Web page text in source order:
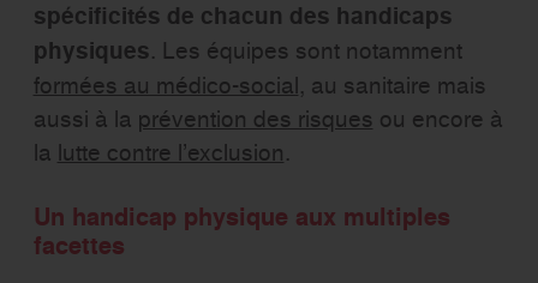
spécificités de chacun des handicaps
physiques. Les équipes sont notamment
formées au médico-social, au sanitaire mais
aussi à la prévention des risques ou encore à
la lutte contre l’exclusion.
Un handicap physique aux multiples
facettes